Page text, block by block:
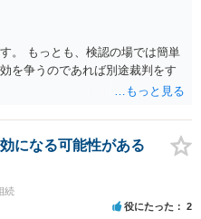
。 もっとも、検認の場では簡単
を争うのであれば別途裁判をす
になる可能性がある
続
役にたった 2